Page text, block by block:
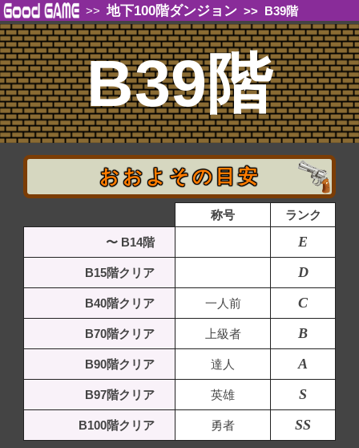
>> 地下100階ダンジョン >> B39階
B39階
おおよその目安
称号
ランク
〜 B14階
E
B15階クリア D
B40階クリア 一人前 C
B70階クリア 上級者 B
B90階クリア 達人 A
B97階クリア 英雄 S
B100階クリア 勇者 SS